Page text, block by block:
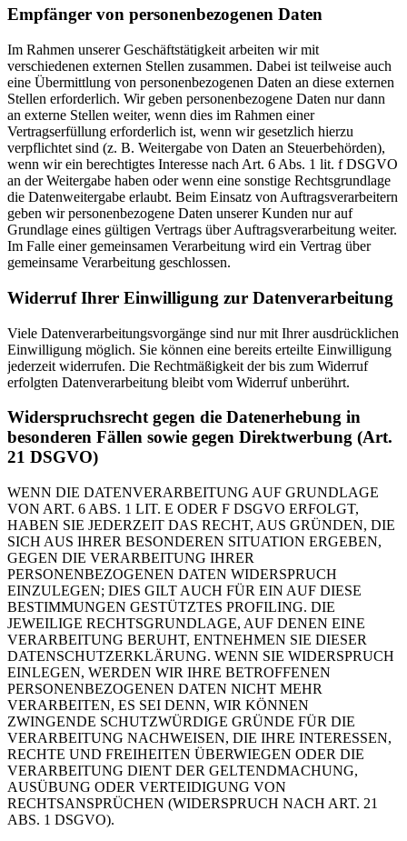
Empfänger von personenbezogenen Daten
Im Rahmen unserer Geschäftstätigkeit arbeiten wir mit
verschiedenen externen Stellen zusammen. Dabei ist teilweise auch
eine Übermittlung von personenbezogenen Daten an diese externen
Stellen erforderlich. Wir geben personenbezogene Daten nur dann
an externe Stellen weiter, wenn dies im Rahmen einer
Vertragserfüllung erforderlich ist, wenn wir gesetzlich hierzu
verpflichtet sind (z. B. Weitergabe von Daten an Steuerbehörden),
wenn wir ein berechtigtes Interesse nach Art. 6 Abs. 1 lit. f DSGVO
an der Weitergabe haben oder wenn eine sonstige Rechtsgrundlage
die Datenweitergabe erlaubt. Beim Einsatz von Auftragsverarbeitern
geben wir personenbezogene Daten unserer Kunden nur auf
Grundlage eines gültigen Vertrags über Auftragsverarbeitung weiter.
Im Falle einer gemeinsamen Verarbeitung wird ein Vertrag über
gemeinsame Verarbeitung geschlossen.
Widerruf Ihrer Einwilligung zur Datenverarbeitung
Viele Datenverarbeitungsvorgänge sind nur mit Ihrer ausdrücklichen
Einwilligung möglich. Sie können eine bereits erteilte Einwilligung
jederzeit widerrufen. Die Rechtmäßigkeit der bis zum Widerruf
erfolgten Datenverarbeitung bleibt vom Widerruf unberührt.
Widerspruchsrecht gegen die Datenerhebung in
besonderen Fällen sowie gegen Direktwerbung (Art.
21 DSGVO)
WENN DIE DATENVERARBEITUNG AUF GRUNDLAGE
VON ART. 6 ABS. 1 LIT. E ODER F DSGVO ERFOLGT,
HABEN SIE JEDERZEIT DAS RECHT, AUS GRÜNDEN, DIE
SICH AUS IHRER BESONDEREN SITUATION ERGEBEN,
GEGEN DIE VERARBEITUNG IHRER
PERSONENBEZOGENEN DATEN WIDERSPRUCH
EINZULEGEN; DIES GILT AUCH FÜR EIN AUF DIESE
BESTIMMUNGEN GESTÜTZTES PROFILING. DIE
JEWEILIGE RECHTSGRUNDLAGE, AUF DENEN EINE
VERARBEITUNG BERUHT, ENTNEHMEN SIE DIESER
DATENSCHUTZERKLÄRUNG. WENN SIE WIDERSPRUCH
EINLEGEN, WERDEN WIR IHRE BETROFFENEN
PERSONENBEZOGENEN DATEN NICHT MEHR
VERARBEITEN, ES SEI DENN, WIR KÖNNEN
ZWINGENDE SCHUTZWÜRDIGE GRÜNDE FÜR DIE
VERARBEITUNG NACHWEISEN, DIE IHRE INTERESSEN,
RECHTE UND FREIHEITEN ÜBERWIEGEN ODER DIE
VERARBEITUNG DIENT DER GELTENDMACHUNG,
AUSÜBUNG ODER VERTEIDIGUNG VON
RECHTSANSPRÜCHEN (WIDERSPRUCH NACH ART. 21
ABS. 1 DSGVO).